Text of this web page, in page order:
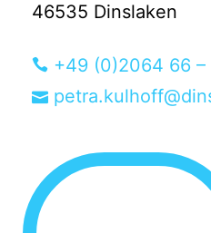
46535 Dinslaken
+49 (0)2064 66 –